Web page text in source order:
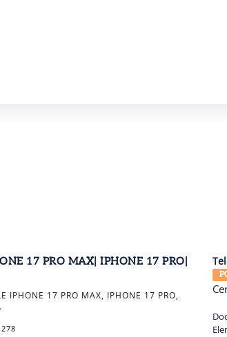
17 PRO MAX| IPHONE 17 PRO|
IPHONE 17 PRO MAX, IPHONE 17 PRO,
278